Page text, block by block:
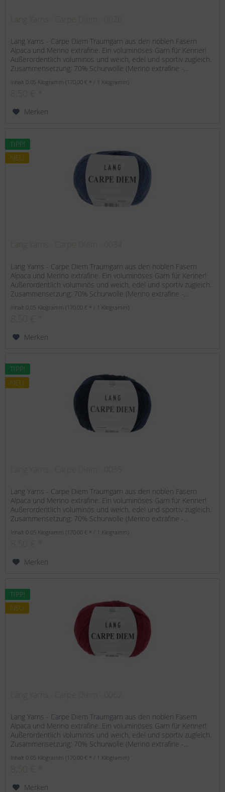
Lang Yarns - Carpe Diem Traumgarn aus den noblen Fasern
Alpaca und Merino extrafine. Ein voluminöses Garn für Kenner!
Außerordentlich voluminös und weich, edel und sportiv zugleich.
Zusammensetzung: 70% Schurwolle (Merino extrafine -...
Inhalt 0.05 Kilogramm(170,00 € * / 1 Kilogramm)
Merken
TIPP!
NEU
Lang Yarns - Carpe Diem Traumgarn aus den noblen Fasern
Alpaca und Merino extrafine. Ein voluminöses Garn für Kenner!
Außerordentlich voluminös und weich, edel und sportiv zugleich.
Zusammensetzung: 70% Schurwolle (Merino extrafine -...
Inhalt 0.05 Kilogramm(170,00 € * / 1 Kilogramm)
Merken
TIPP!
NEU
Lang Yarns - Carpe Diem Traumgarn aus den noblen Fasern
Alpaca und Merino extrafine. Ein voluminöses Garn für Kenner!
Außerordentlich voluminös und weich, edel und sportiv zugleich.
Zusammensetzung: 70% Schurwolle (Merino extrafine -...
Inhalt 0.05 Kilogramm(170,00 € * / 1 Kilogramm)
Merken
TIPP!
NEU
Lang Yarns - Carpe Diem Traumgarn aus den noblen Fasern
Alpaca und Merino extrafine. Ein voluminöses Garn für Kenner!
Außerordentlich voluminös und weich, edel und sportiv zugleich.
Zusammensetzung: 70% Schurwolle (Merino extrafine -...
Inhalt 0.05 Kilogramm(170,00 € * / 1 Kilogramm)
Merken